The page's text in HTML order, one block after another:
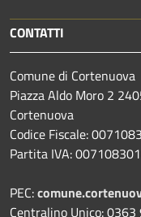
CONTATTI
Comune di Cortenuova
Piazza Aldo Moro 2
Cortenuova
Codice Fiscale:
Partita IVA:
PEC:
Centralino Unico: